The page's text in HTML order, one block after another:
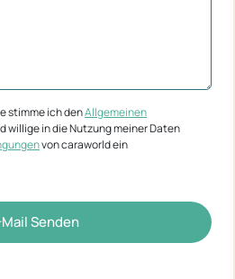
stimme ich denAllgemeinen
willige in die Nutzung meiner Daten
von caraworld ein
Senden